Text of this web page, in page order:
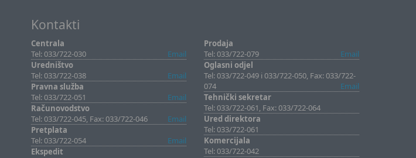
Kontakti
Centrala
Tel: 033/722-030
Email
Uredništvo
Tel: 033/722-038
Email
Pravna služba
Tel: 033/722-051
Email
Računovodstvo
Tel: 033/722-045, Fax: 033/722-046
Email
Pretplata
Tel: 033/722-054
Email
Ekspedit
Prodaja
Tel: 033/722-079
Email
Oglasni odjel
Tel: 033/722-049 i 033/722-050, Fax: 033/722-
074
Email
Tehnički sekretar
Tel: 033/722-061, Fax: 033/722-064
Ured direktora
Tel: 033/722-061
Komercijala
Tel: 033/722-042